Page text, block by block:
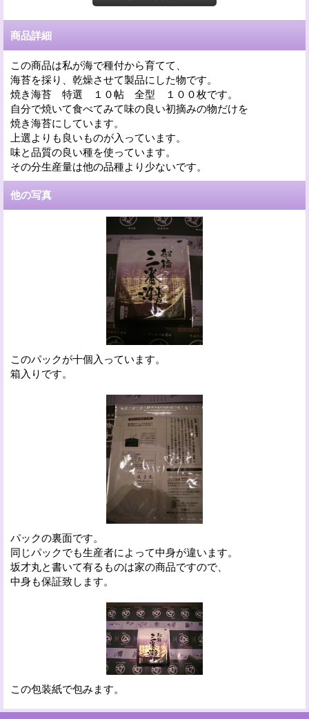
商品詳細
この商品は私が海で種付から育てて、
海苔を採り、乾燥させて製品にした物です。
焼き海苔 特選 １０帖 全型 １００枚です。
自分で焼いて食べてみて味の良い初摘みの物だけを
焼き海苔にしています。
上選よりも良いものが入っています。
味と品質の良い種を使っています。
その分生産量は他の品種より少ないです。
他の写真
このパックが十個入っています。
箱入りです。
パックの裏面です。
同じパックでも生産者によって中身が違います。
坂才丸と書いて有るものは家の商品ですので、
中身も保証致します。
この包装紙で包みます。